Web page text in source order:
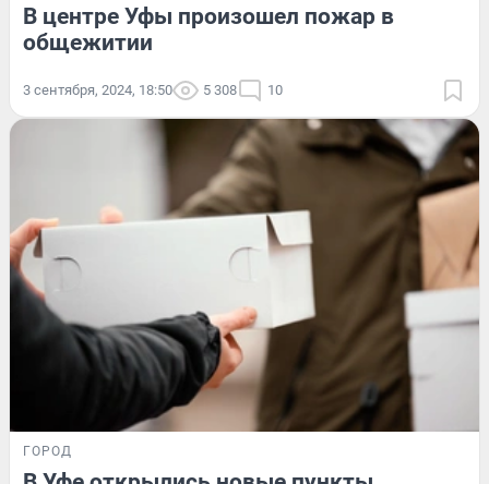
В центре Уфы произошел пожар в
общежитии
3 сентября, 2024, 18:50 5 308 10
ГОРОД